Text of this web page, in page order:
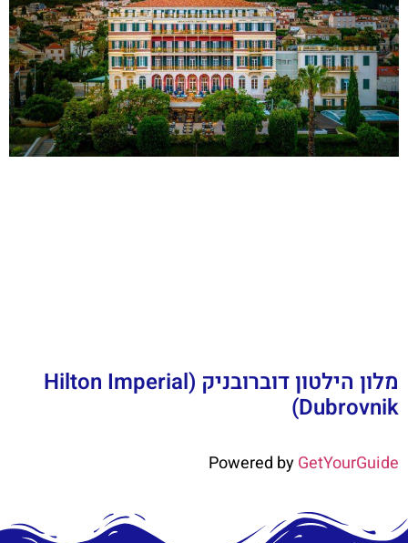
מלון הילטון דוברובניק (Hilton Imperial
Dubrovnik)
Powered byGetYourGuide